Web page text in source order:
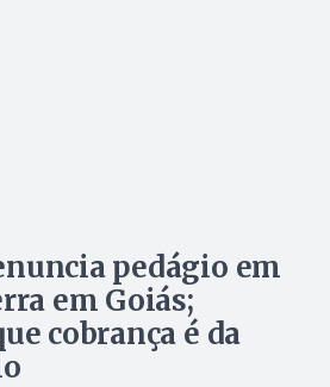
pedágio em
em Goiás;
cobrança é da